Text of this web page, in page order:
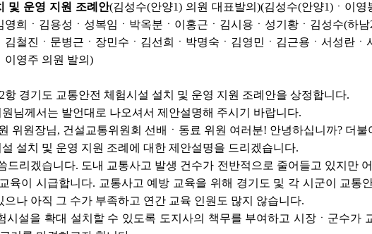
및 운영 지원 조례안(김성수(안양1) 의원 대표발의)(김성수(안양1)ㆍ이
희ㆍ김용성ㆍ성복임ㆍ박옥분ㆍ이홍근ㆍ김시용ㆍ성기황ㆍ김성수(하
철진ㆍ문병근ㆍ장민수ㆍ김선희ㆍ박명숙ㆍ김영민ㆍ김근용ㆍ서성란
이영주 의원 발의)
항 경기도 교통안전 체험시설 설치 및 운영 지원 조례안을 상정합니다.
님께서는 발언대로 나오셔서 제안설명해 주시기 바랍니다.
위원장님, 건설교통위원회 선배ㆍ동료 위원 여러분! 안녕하십니까? 더
설치 및 운영 지원 조례에 대한 제안설명을 드리겠습니다.
드리겠습니다. 도내 교통사고 발생 건수가 전반적으로 줄어들고 있지만
육이 시급합니다. 교통사고 예방 교육을 위해 경기도 및 각 시군이 교통
나 아직 그 수가 부족하고 연간 교육 인원도 많지 않습니다.
시설을 확대 설치할 수 있도록 도지사의 책무를 부여하고 시장ㆍ군수가